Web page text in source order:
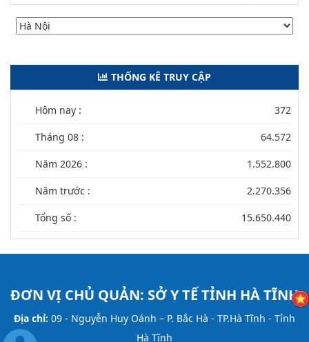
THỐNG KÊ TRUY CẬP
Hôm nay : 372
Tháng 08 : 64.572
Năm 2026 : 1.552.800
Năm trước : 2.270.356
Tổng số : 15.650.440
ĐƠN VỊ CHỦ QUẢN: SỞ Y TẾ TỈNH HÀ TĨNH
Địa chỉ: 09 - Nguyễn Huy Oánh – P. Bắc Hà - TP.Hà Tĩnh - Tỉnh
Hà Tĩnh